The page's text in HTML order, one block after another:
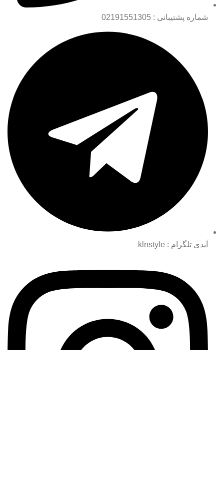
شماره پشتیبانی : 02191551305
آیدی تلگرام : klnstyle